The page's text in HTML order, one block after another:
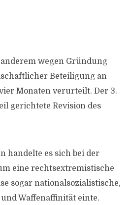
wegen Gründung
Beteiligung an
Monaten verurteilt. Der 3.
gerichtete Revision des
handelte es sich bei der
eine rechtsextremistische
sogar nationalsozialistische,
Waffenaffinität einte.